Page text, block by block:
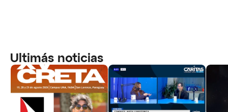
Ultimás noticias